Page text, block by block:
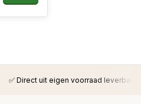
✅ Direct uit eigen voorraad leverbaar